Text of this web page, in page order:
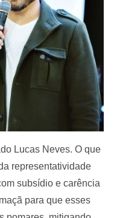
Lucas Neves. O que
representatividade
subsídio e carência
para que esses